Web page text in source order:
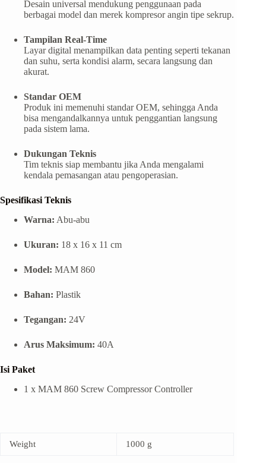
Desain universal mendukung penggunaan pada
berbagai model dan merek kompresor angin tipe sekrup.
Tampilan Real-Time
Layar digital menampilkan data penting seperti tekanan
dan suhu, serta kondisi alarm, secara langsung dan
akurat.
Standar OEM
Produk ini memenuhi standar OEM, sehingga Anda
bisa mengandalkannya untuk penggantian langsung
pada sistem lama.
Dukungan Teknis
Tim teknis siap membantu jika Anda mengalami
kendala pemasangan atau pengoperasian.
Spesifikasi Teknis
Warna: Abu-abu
Ukuran: 18 x 16 x 11 cm
Model: MAM 860
Bahan: Plastik
Tegangan: 24V
Arus Maksimum: 40A
Isi Paket
1 x MAM 860 Screw Compressor Controller
Weight 1000 g